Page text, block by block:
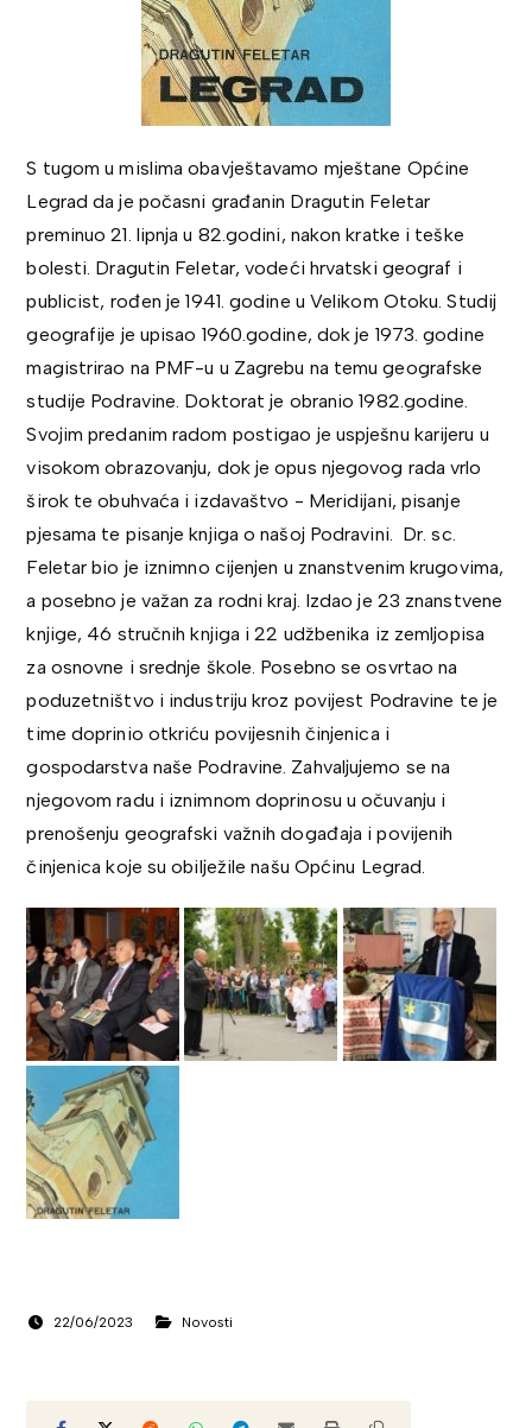
S tugom u mislima obavještavamo mještane Općine
Legrad da je počasni građanin Dragutin Feletar
preminuo 21. lipnja u 82.godini, nakon kratke i teške
bolesti. Dragutin Feletar, vodeći hrvatski geograf i
publicist, rođen je 1941. godine u Velikom Otoku. Studij
geografije je upisao 1960.godine, dok je 1973. godine
magistrirao na PMF-u u Zagrebu na temu geografske
studije Podravine. Doktorat je obranio 1982.godine.
Svojim predanim radom postigao je uspješnu karijeru u
visokom obrazovanju, dok je opus njegovog rada vrlo
širok te obuhvaća i izdavaštvo - Meridijani, pisanje
pjesama te pisanje knjiga o našoj Podravini. Dr. sc.
Feletar bio je iznimno cijenjen u znanstvenim krugovima,
a posebno je važan za rodni kraj. Izdao je 23 znanstvene
knjige, 46 stručnih knjiga i 22 udžbenika iz zemljopisa
za osnovne i srednje škole. Posebno se osvrtao na
poduzetništvo i industriju kroz povijest Podravine te je
time doprinio otkriću povijesnih činjenica i
gospodarstva naše Podravine. Zahvaljujemo se na
njegovom radu i iznimnom doprinosu u očuvanju i
prenošenju geografski važnih događaja i povijenih
činjenica koje su obilježile našu Općinu Legrad.
22/06/2023 Novosti